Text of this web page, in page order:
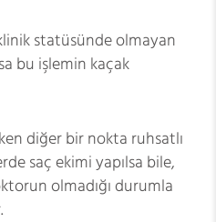
statüsünde olmayan
bu işlemin kaçak
diğer bir nokta ruhsatlı
saç ekimi yapılsa bile,
olmadığı durumla